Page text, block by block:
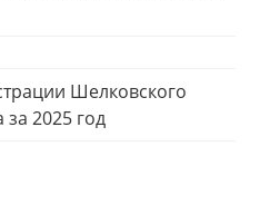
Шелковского
2025 год